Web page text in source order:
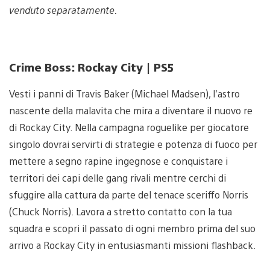
venduto separatamente.
Crime Boss: Rockay City | PS5
Vesti i panni di Travis Baker (Michael Madsen), l’astro
nascente della malavita che mira a diventare il nuovo re
di Rockay City. Nella campagna roguelike per giocatore
singolo dovrai servirti di strategie e potenza di fuoco per
mettere a segno rapine ingegnose e conquistare i
territori dei capi delle gang rivali mentre cerchi di
sfuggire alla cattura da parte del tenace sceriffo Norris
(Chuck Norris). Lavora a stretto contatto con la tua
squadra e scopri il passato di ogni membro prima del suo
arrivo a Rockay City in entusiasmanti missioni flashback.